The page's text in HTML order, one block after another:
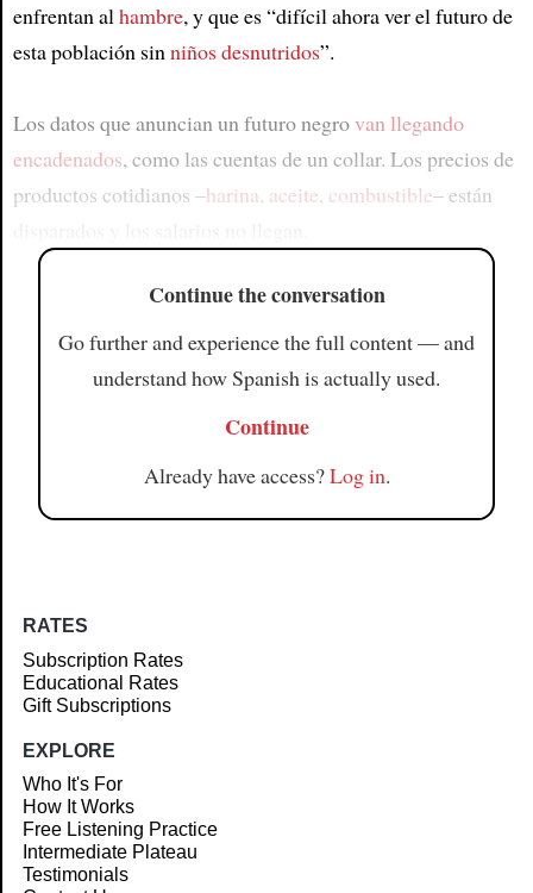
enfrentan alhambre, y que es “difícil ahora ver el futuro de
esta población sinniños desnutridos”.
Los datos que anuncian un futuro negrovan llegando
encadenados, como las cuentas de un collar. Los precios de
productos cotidianos –harina, aceite, combustible– están
Continue the conversation
Go further and experience the full content — and
understand how Spanish is actually used.
Continue
Already have access?Log in.
RATES
Subscription Rates
Educational Rates
Gift Subscriptions
EXPLORE
Who It's For
How It Works
Free Listening Practice
Intermediate Plateau
Testimonials